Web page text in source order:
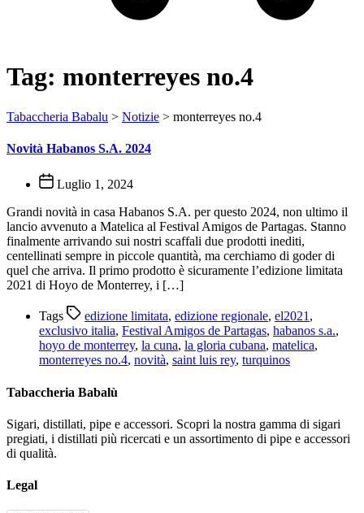
Tag: monterreyes no.4
Tabaccheria Babalu > Notizie > monterreyes no.4
Novità Habanos S.A. 2024
Luglio 1, 2024
Grandi novità in casa Habanos S.A. per questo 2024, non ultimo il
lancio avvenuto a Matelica al Festival Amigos de Partagas. Stanno
finalmente arrivando sui nostri scaffali due prodotti inediti,
centellinati sempre in piccole quantità, ma cerchiamo di goder di
quel che arriva. Il primo prodotto è sicuramente l’edizione limitata
2021 di Hoyo de Monterrey, i […]
Tags edizione limitata, edizione regionale, el2021,
exclusivo italia, Festival Amigos de Partagas, habanos s.a.,
hoyo de monterrey, la cuna, la gloria cubana, matelica,
monterreyes no.4, novità, saint luis rey, turquinos
Tabaccheria Babalù
Sigari, distillati, pipe e accessori. Scopri la nostra gamma di sigari
pregiati, i distillati più ricercati e un assortimento di pipe e accessori
di qualità.
Legal